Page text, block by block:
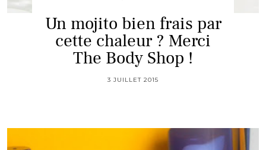
Un mojito bien frais par
cette chaleur ? Merci
The Body Shop !
3 JUILLET 2015